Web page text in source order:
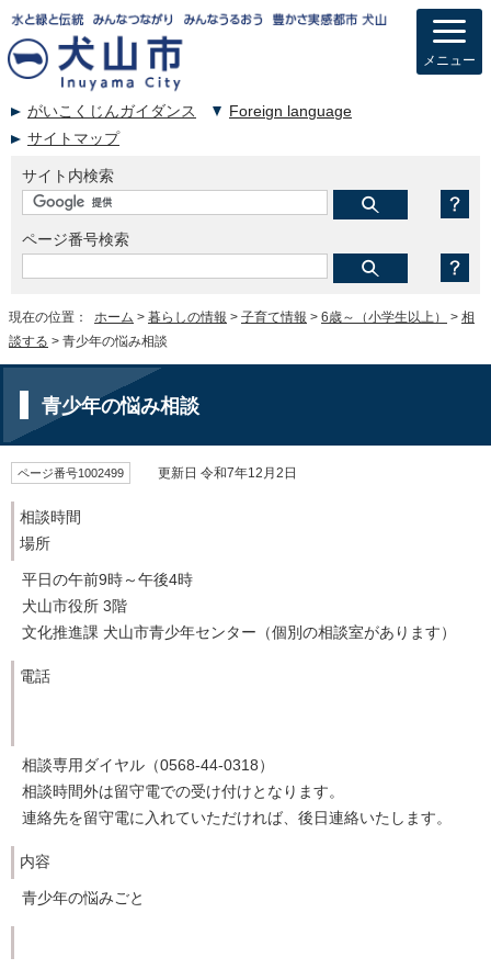
がいこくじんガイダンス
Foreign language
サイトマップ
サイト内検索
ページ番号検索
メニュー
現在の位置： ホーム > 暮らしの情報 > 子育て情報 > 6歳～（小学生以上） > 相
談する > 青少年の悩み相談
青少年の悩み相談
ページ番号1002499 更新日 令和7年12月2日
相談時間
場所
平日の午前9時～午後4時
犬山市役所 3階
文化推進課 犬山市青少年センター（個別の相談室があります）
電話
相談専用ダイヤル（0568-44-0318）
相談時間外は留守電での受け付けとなります。
連絡先を留守電に入れていただければ、後日連絡いたします。
内容
青少年の悩みごと